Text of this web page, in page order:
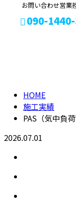
お問い合わせ営業
090-
HOME
施工実績
PAS（気中負
2026.07.01